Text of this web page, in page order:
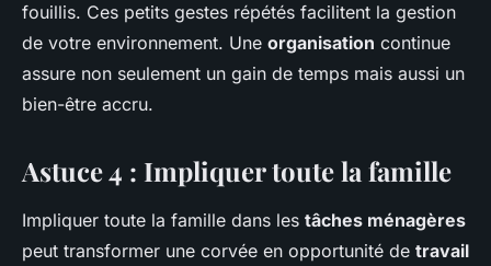
fouillis. Ces petits gestes répétés facilitent la gestion
de votre environnement. Une organisation continue
assure non seulement un gain de temps mais aussi un
bien-être accru.
Astuce 4 : Impliquer toute la famille
Impliquer toute la famille dans les tâches ménagères
peut transformer une corvée en opportunité de travail